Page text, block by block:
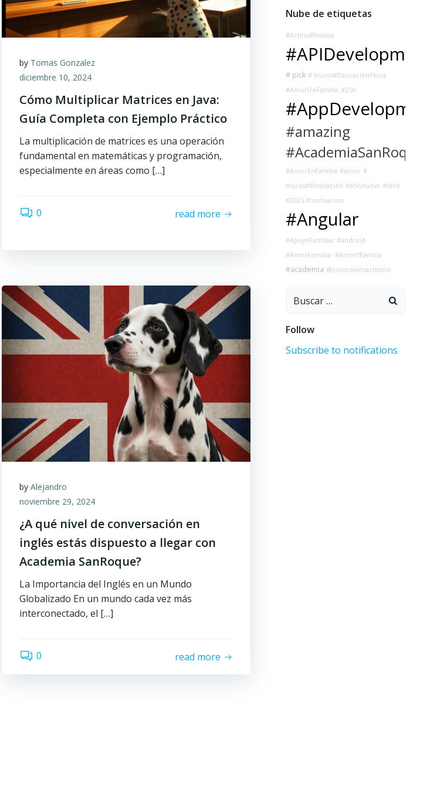
by Tomas Gonzalez
diciembre 10, 2024
Cómo Multiplicar Matrices en Java:
Guía Completa con Ejemplo Práctico
La multiplicación de matrices es una operación
fundamental en matemáticas y programación,
especialmente en áreas como […]
0 read more
by Alejandro
noviembre 29, 2024
¿A qué nivel de conversación en
inglés estás dispuesto a llegar con
Academia SanRoque?
La Importancia del Inglés en un Mundo
Globalizado En un mundo cada vez más
interconectado, el […]
0 read more
Nube de etiquetas
#ActitudPositiva
#APIDevelopment
# pick # trucos#EducaciónFísica
#AmorDeFamilia #25n
#AppDevelopment
#amazing
#AcademiaSanRoque
#AmorEnFamilia #amor #
trucos#Motivación #añonuevo #feliz
#2025 #motivacion
#Angular
#ApoyoFamiliar #android
#AmorFamiliar #AmorYFamilia
#academia @contraelmachismo
Buscar:
Follow
Subscribe to notifications